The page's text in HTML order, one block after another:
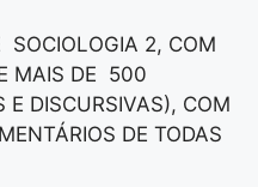
SOCIOLOGIA 2, COM
MAIS DE 500
E DISCURSIVAS), COM
DE TODAS